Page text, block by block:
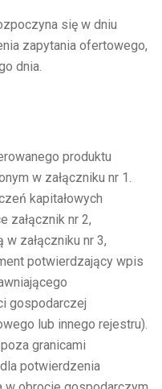
się w dniu
zapytania ofertowego,
dnia.
produktu
w załączniku nr 1.
kapitałowych
załącznik nr 2,
załączniku nr 3,
potwierdzający wpis
gospodarczej
lub innego rejestru).
granicami
potwierdzenia